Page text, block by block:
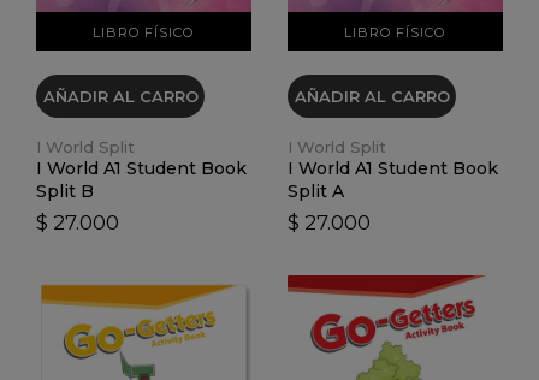
LIBRO FÍSICO
AÑADIR AL CARRO
I World Split
I World A1 Student Book
Split B
$ 27.000
LIBRO FÍSICO
AÑADIR AL CARRO
I World Split
I World A1 Student Book
Split A
$ 27.000